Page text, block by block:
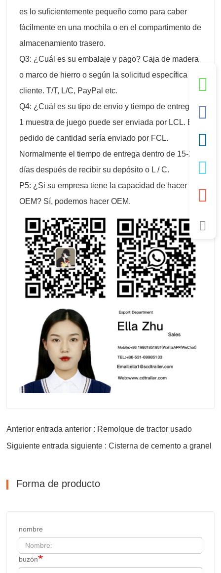
es lo suficientemente pequeño como para caber
fácilmente en una mochila o en el compartimento de
almacenamiento trasero.
Q3: ¿Cuál es su embalaje y pago? Caja de madera
o marco de hierro o según la solicitud específica del
cliente. T/T, L/C, PayPal etc.
Q4: ¿Cuál es su tipo de envío y tiempo de entrega?
1 muestra de juego puede ser enviada por LCL. El
pedido de cantidad sería enviado por FCL.
Normalmente el tiempo de entrega dentro de 15-25
días después de recibir su depósito o L / C.
P5: ¿Si su empresa tiene la capacidad de hacer
OEM? Sí, podemos hacer OEM.
Anterior entrada anterior : Remolque de tractor usado
Siguiente entrada siguiente : Cisterna de cemento a granel
Forma de producto
nombre
buzón